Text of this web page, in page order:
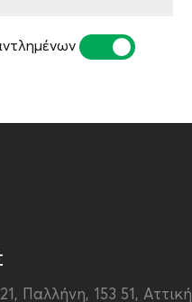
Παλλήνη, 153 51, Αττική